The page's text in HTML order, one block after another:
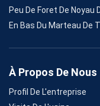
Peu De Foret De Noyau
En Bas Du Marteau De
À Propos De Nous
Profil De L'entreprise